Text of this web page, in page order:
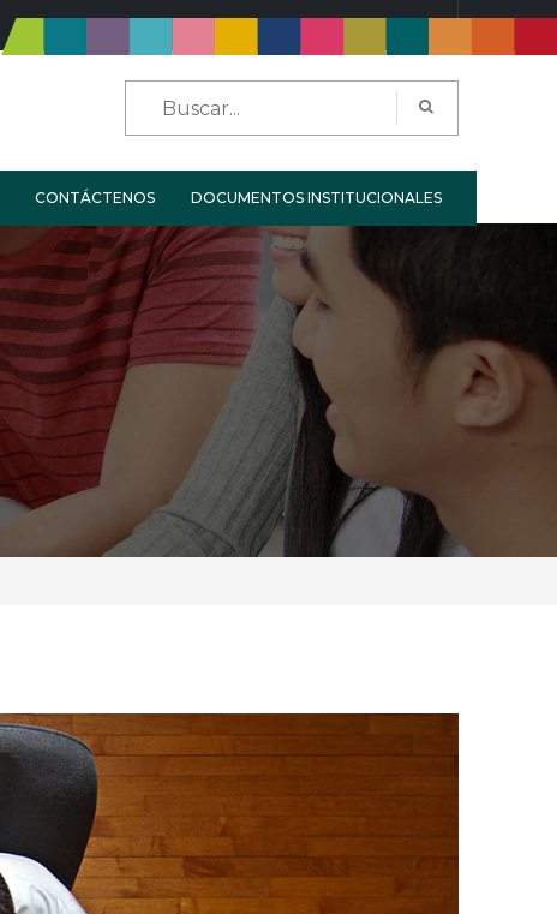
CONTÁCTENOS DOCUMENTOS INSTITUCIONALES